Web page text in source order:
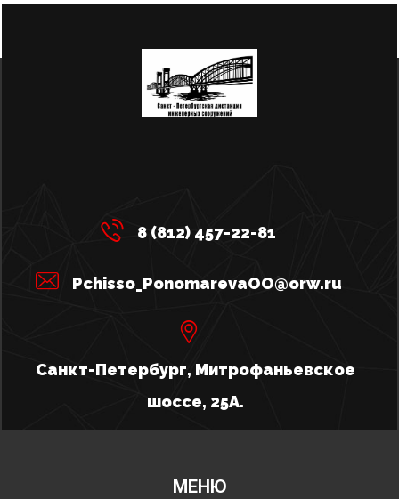
8 (812) 457-22-81
Pchisso_PonomarevaOO@orw.ru
Санкт-Петербург, Митрофаньевское
шоссе, 25А.
МЕНЮ